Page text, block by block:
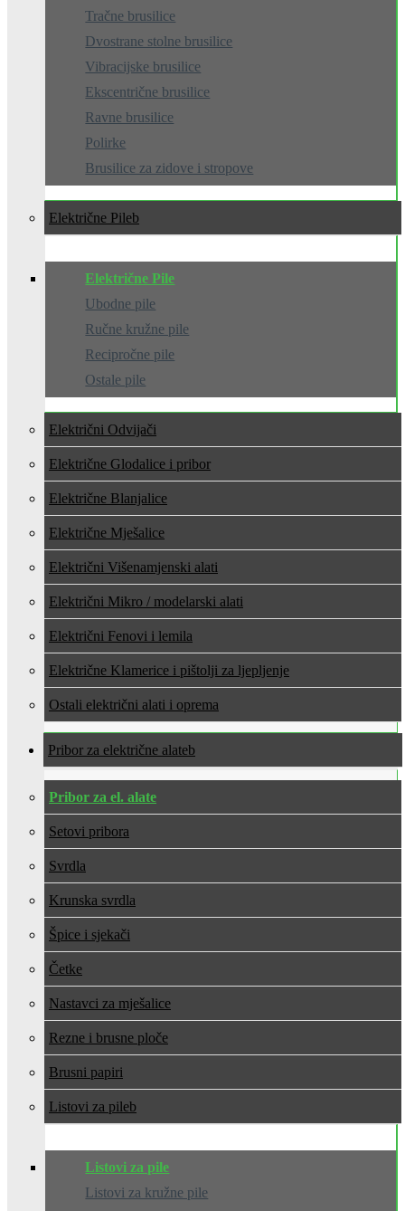
Tračne brusilice
Dvostrane stolne brusilice
Vibracijske brusilice
Ekscentrične brusilice
Ravne brusilice
Polirke
Brusilice za zidove i stropove
Električne Pile
Električne Pile
Ubodne pile
Ručne kružne pile
Recipročne pile
Ostale pile
Električni Odvijači
Električne Glodalice i pribor
Električne Blanjalice
Električne Mješalice
Električni Višenamjenski alati
Električni Mikro / modelarski alati
Električni Fenovi i lemila
Električne Klamerice i pištolji za ljepljenje
Ostali električni alati i oprema
Pribor za električne alate
Pribor za el. alate
Setovi pribora
Svrdla
Krunska svrdla
Špice i sjekači
Četke
Nastavci za mješalice
Rezne i brusne ploče
Brusni papiri
Listovi za pile
Listovi za pile
Listovi za kružne pile